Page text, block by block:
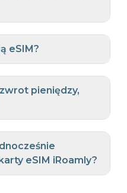
eSIM?
pieniędzy,
eSIM iRoamly?